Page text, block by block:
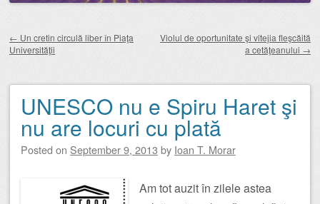
Post navigation
← Un cretin circulă liber în Piaţa
Universităţii
Violul de oportunitate şi vitejia fleşcăită
a cetăţeanului →
UNESCO nu e Spiru Haret şi
nu are locuri cu plată
Posted on September 9, 2013 by Ioan T. Morar
Am tot auzit în zilele astea